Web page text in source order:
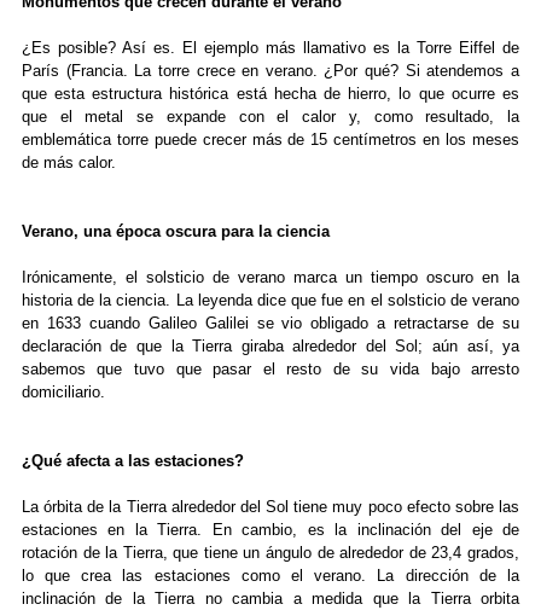
¿Es posible? Así es. El ejemplo más llamativo es la Torre Eiffel de
París (Francia. La torre crece en verano. ¿Por qué? Si atendemos a
que esta estructura histórica está hecha de hierro, lo que ocurre es
que el metal se expande con el calor y, como resultado, la
emblemática torre puede crecer más de 15 centímetros en los meses
de más calor.
Verano, una época oscura para la ciencia
Irónicamente, el solsticio de verano marca un tiempo oscuro en la
historia de la ciencia. La leyenda dice que fue en el solsticio de verano
en 1633 cuando Galileo Galilei se vio obligado a retractarse de su
declaración de que la Tierra giraba alrededor del Sol; aún así, ya
sabemos que tuvo que pasar el resto de su vida bajo arresto
domiciliario.
¿Qué afecta a las estaciones?
La órbita de la Tierra alrededor del Sol tiene muy poco efecto sobre las
estaciones en la Tierra. En cambio, es la inclinación del eje de
rotación de la Tierra, que tiene un ángulo de alrededor de 23,4 grados,
lo que crea las estaciones como el verano. La dirección de la
inclinación de la Tierra no cambia a medida que la Tierra orbita